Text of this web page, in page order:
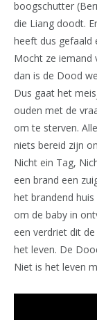
boogschutter
die Liang doodt.
heeft dus gefaald
Mocht ze iemand
dan is de Dood
Dus gaat het
ouden met de
om te sterven.
niets bereid zijn
Nicht ein Tag,
een brand een
het brandend
om de baby in
een verdriet dit
het leven. De
Niet is het leven